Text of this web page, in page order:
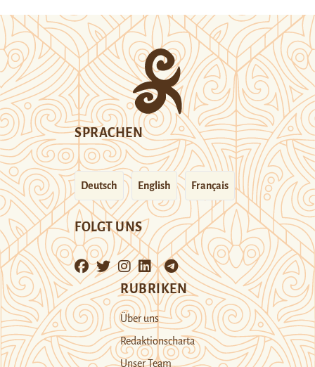
SPRACHEN
Deutsch English Français
FOLGT UNS
RUBRIKEN
Über uns
Redaktionscharta
Unser Team